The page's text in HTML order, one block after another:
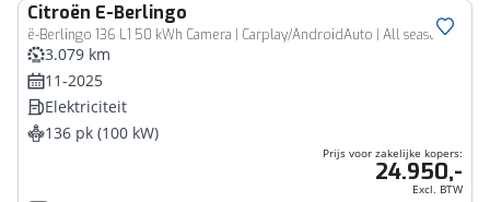
Citroën E-Berlingo
ë-Berlingo 136 L1 50 kWh Camera | Carplay/AndroidAuto | All season
Bedrijfswagen
3.079 km
11-2025
Elektriciteit
136 pk (100 kW)
Prijs voor zakelijke kopers:
24.950,-
Excl. BTW